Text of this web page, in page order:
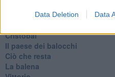
Data Deletion Data
L'Oscuro
Cristobal
Il paese dei balocchi
Ciò che resta
La balena